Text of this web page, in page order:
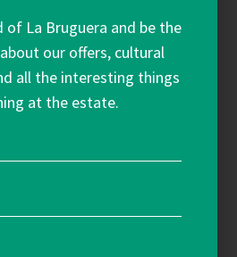
Welcome to the
Move.
of La Bruguera and be the
our offers, cultural
all the interesting things
at the estate.